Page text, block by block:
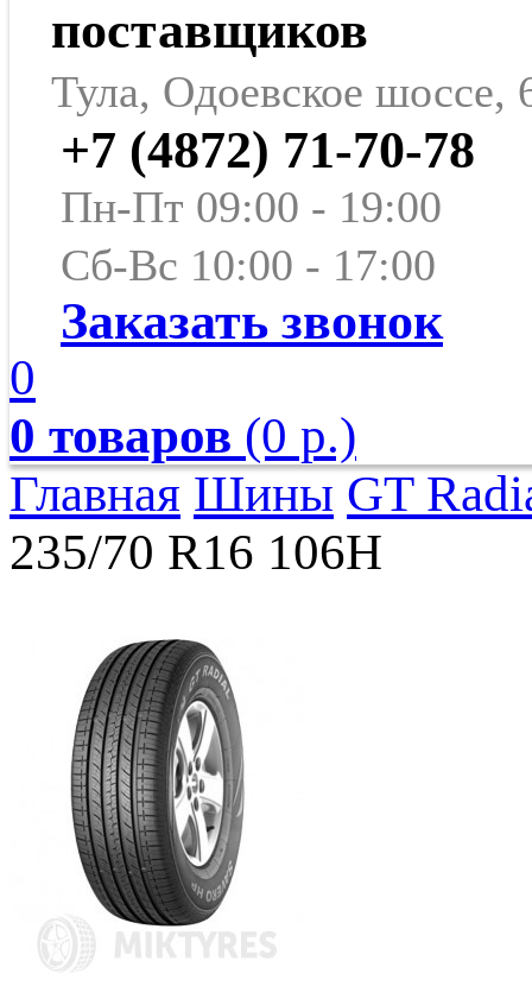
поставщиков
Тула, Одоевское шоссе,
+7 (4872) 71-70-78
Пн-Пт 09:00 - 19:00
Сб-Вс 10:00 - 17:00
Заказать звонок
0
0 товаров (0 р.)
Главная Шины GT
235/70 R16 106H